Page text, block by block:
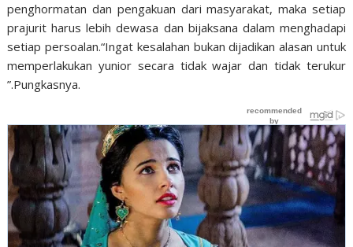
penghormatan dan pengakuan dari masyarakat, maka setiap
prajurit harus lebih dewasa dan bijaksana dalam menghadapi
setiap persoalan.“Ingat kesalahan bukan dijadikan alasan untuk
memperlakukan yunior secara tidak wajar dan tidak terukur
”.Pungkasnya.